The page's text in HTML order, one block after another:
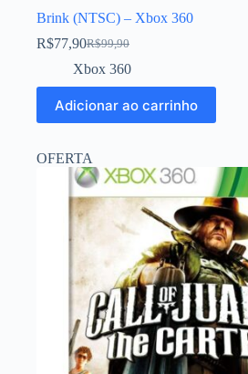
Brink (NTSC) – Xbox 360
R$99,90
R$77,90
Xbox 360
Adicionar ao carrinho
OFERTA